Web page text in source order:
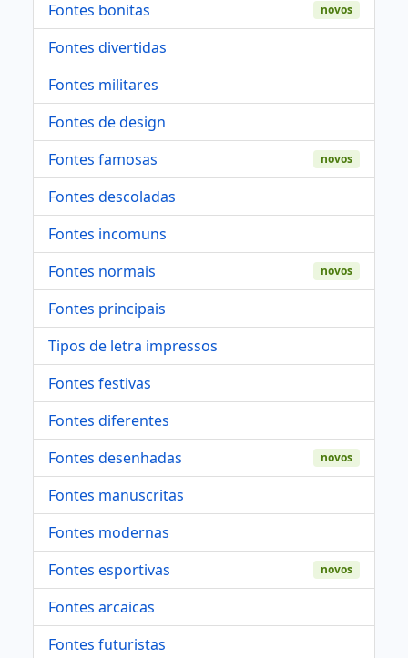
Fontes bonitas novos
Fontes divertidas
Fontes militares
Fontes de design
Fontes famosas
novos
Fontes descoladas
Fontes incomuns
Fontes normais
novos
Fontes principais
Tipos de letra impressos
Fontes festivas
Fontes diferentes
Fontes desenhadas
novos
Fontes manuscritas
Fontes modernas
Fontes esportivas
novos
Fontes arcaicas
Fontes futuristas